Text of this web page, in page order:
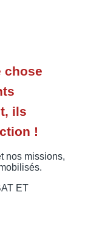
chose
ils
!
nos missions,
ET